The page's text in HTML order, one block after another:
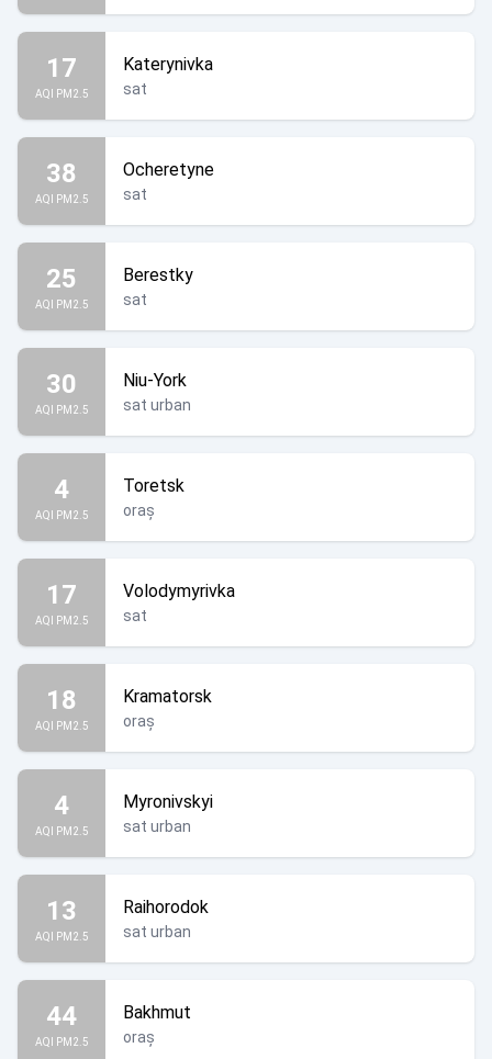
17
AQI PM2.5
Katerynivka
sat
38
AQI PM2.5
Ocheretyne
sat
25
AQI PM2.5
Berestky
sat
30
AQI PM2.5
Niu-York
sat urban
4
AQI PM2.5
Toretsk
oraș
17
AQI PM2.5
Volodymyrivka
sat
18
AQI PM2.5
Kramatorsk
oraș
4
AQI PM2.5
Myronivskyi
sat urban
13
AQI PM2.5
Raihorodok
sat urban
44
AQI PM2.5
Bakhmut
oraș